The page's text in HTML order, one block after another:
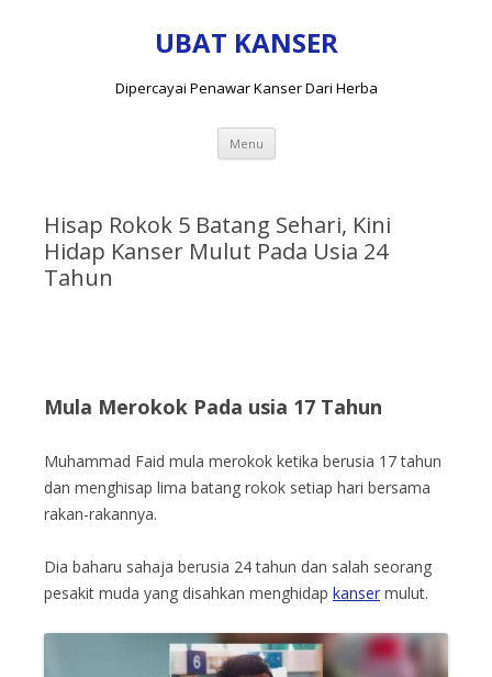
UBAT KANSER
Dipercayai Penawar Kanser Dari Herba
Menu Skip
content
Hisap Rokok 5 Batang Sehari, Kini
Hidap Kanser Mulut Pada Usia 24
Tahun
Mula Merokok Pada usia 17 Tahun
Muhammad Faid mula merokok ketika berusia 17 tahun
dan menghisap lima batang rokok setiap hari bersama
rakan-rakannya.
Dia baharu sahaja berusia 24 tahun dan salah seorang
pesakit muda yang disahkan menghidap kanser mulut.